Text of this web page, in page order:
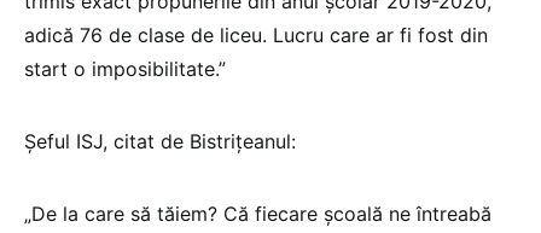
adică 76 de clase de liceu. Lucru care ar fi fost din
start o imposibilitate.”
Șeful ISJ, citat de Bistrițeanul:
„De la care să tăiem? Că fiecare școală ne întreabă